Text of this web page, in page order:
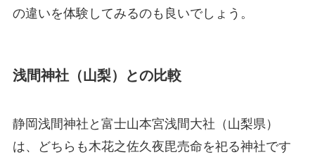
の違いを体験してみるのも良いでしょう。
浅間神社（山梨）との比較
静岡浅間神社と富士山本宮浅間大社（山梨県）
は、どちらも木花之佐久夜毘売命を祀る神社です